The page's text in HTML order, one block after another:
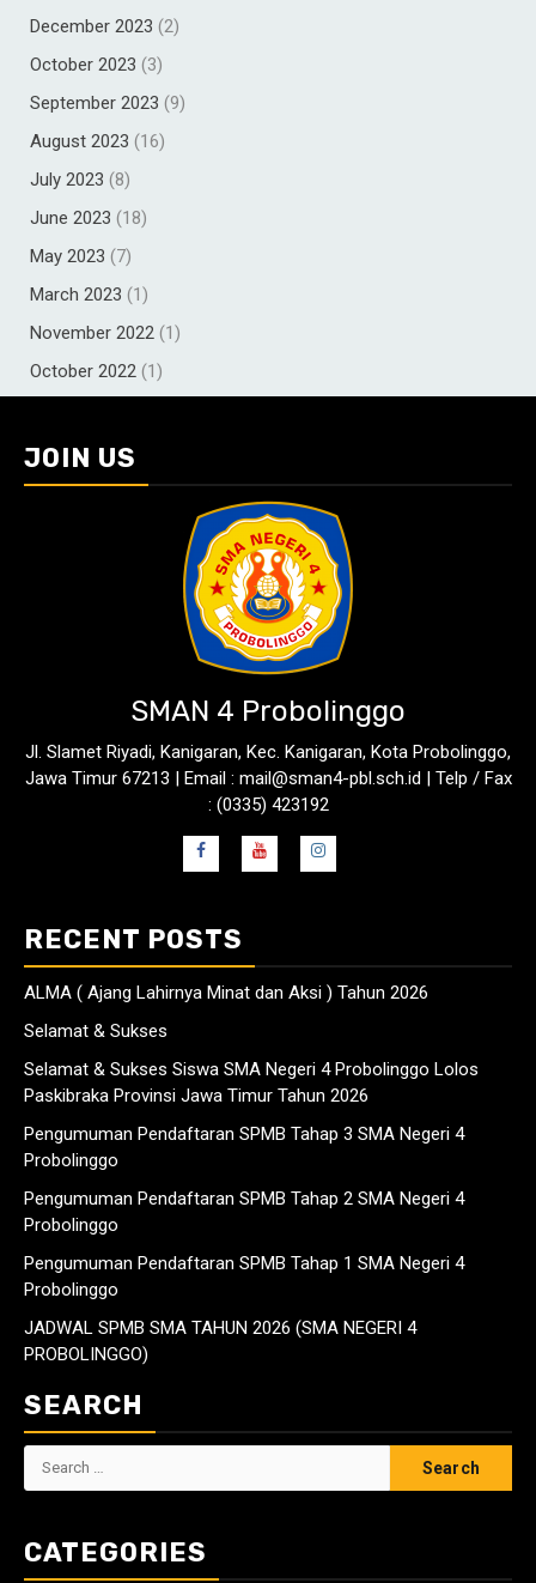
December 2023 (2)
October 2023 (3)
September 2023 (9)
August 2023 (16)
July 2023 (8)
June 2023 (18)
May 2023 (7)
March 2023 (1)
November 2022 (1)
October 2022 (1)
JOIN US
SMAN 4 Probolinggo
Jl. Slamet Riyadi, Kanigaran, Kec. Kanigaran, Kota Probolinggo,
Jawa Timur 67213 | Email : mail@sman4-pbl.sch.id | Telp / Fax
: (0335) 423192
RECENT POSTS
ALMA ( Ajang Lahirnya Minat dan Aksi ) Tahun 2026
Selamat & Sukses
Selamat & Sukses Siswa SMA Negeri 4 Probolinggo Lolos
Paskibraka Provinsi Jawa Timur Tahun 2026
Pengumuman Pendaftaran SPMB Tahap 3 SMA Negeri 4
Probolinggo
Pengumuman Pendaftaran SPMB Tahap 2 SMA Negeri 4
Probolinggo
Pengumuman Pendaftaran SPMB Tahap 1 SMA Negeri 4
Probolinggo
JADWAL SPMB SMA TAHUN 2026 (SMA NEGERI 4
PROBOLINGGO)
SEARCH
Search
for:
CATEGORIES